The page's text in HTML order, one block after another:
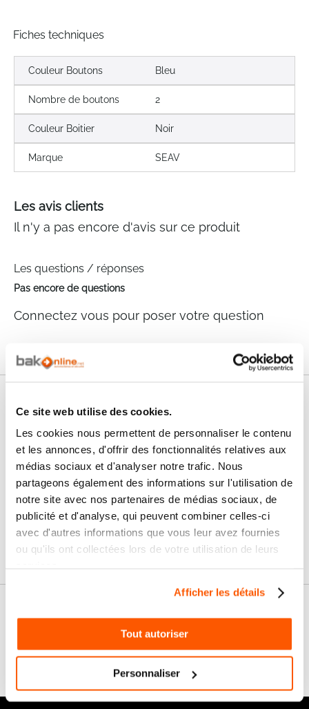
Ce site web utilise des cookies.
Les cookies nous permettent de personnaliser le contenu
et les annonces, d'offrir des fonctionnalités relatives aux
médias sociaux et d'analyser notre trafic. Nous
partageons également des informations sur l'utilisation de
notre site avec nos partenaires de médias sociaux, de
publicité et d'analyse, qui peuvent combiner celles-ci
avec d'autres informations que vous leur avez fournies
ou qu'ils ont collectées lors de votre utilisation de leurs
Afficher les détails
Tout autoriser
Personnaliser
Fiches techniques
Couleur Boutons Bleu
Nombre de boutons 2
Couleur Boitier Noir
Marque SEAV
Les avis clients
Il n'y a pas encore d'avis sur ce produit
Les questions / réponses
Pas encore de questions
Connectez vous pour poser votre question
Paiement
100% sécurisé
Paiement en
3x sans frais
Livraison
24/72H
SAV & Retours
Garanties
FAQ